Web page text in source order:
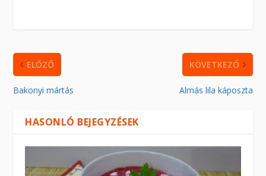
ELŐZŐ
Bakonyi mártás
KÖVETKEZŐ
Almás lila káposzta
HASONLÓ BEJEGYZÉSEK